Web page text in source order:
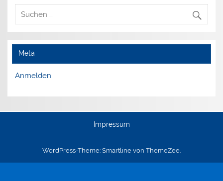
Meta
Anmelden
Impressum
WordPress-Theme: Smartline von ThemeZee.